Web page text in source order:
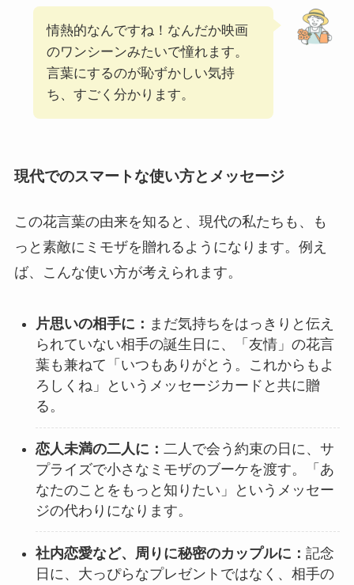
情熱的なんですね！なんだか映画
のワンシーンみたいで憧れます。
言葉にするのが恥ずかしい気持
ち、すごく分かります。
現代でのスマートな使い方とメッセージ
この花言葉の由来を知ると、現代の私たちも、も
っと素敵にミモザを贈れるようになります。例え
ば、こんな使い方が考えられます。
片思いの相手に： まだ気持ちをはっきりと伝え
られていない相手の誕生日に、「友情」の花言
葉も兼ねて「いつもありがとう。これからもよ
ろしくね」というメッセージカードと共に贈
る。
恋人未満の二人に： 二人で会う約束の日に、サ
プライズで小さなミモザのブーケを渡す。「あ
なたのことをもっと知りたい」というメッセー
ジの代わりになります。
社内恋愛など、周りに秘密のカップルに： 記念
日に、大っぴらなプレゼントではなく、相手の